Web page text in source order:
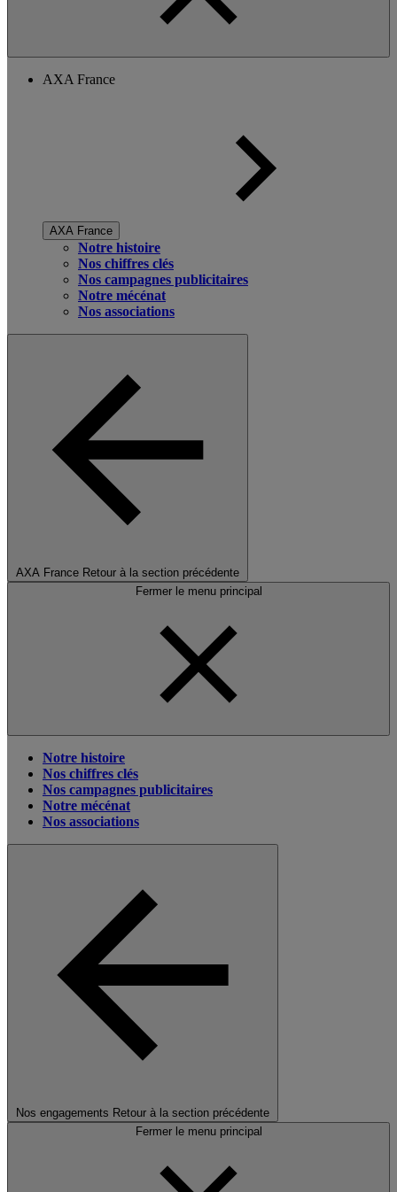
AXA France
AXA France
Notre histoire
Nos chiffres clés
Nos campagnes publicitaires
Notre mécénat
Nos associations
AXA France Retour à la section précédente
Fermer le menu principal
Notre histoire
Nos chiffres clés
Nos campagnes publicitaires
Notre mécénat
Nos associations
Nos engagements Retour à la section précédente
Fermer le menu principal